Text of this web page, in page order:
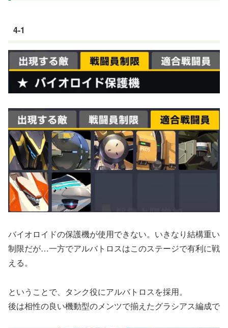
4-1
バイオロイドの保護機が使用できない。いきなり結構重い
制限だが…一方でアルバトロスはこのステージで有利に戦
える。
ということで、タンク役にアルバトロスを採用。
後は相性の良い機動型のメンツで揃えたグラシアス編成で